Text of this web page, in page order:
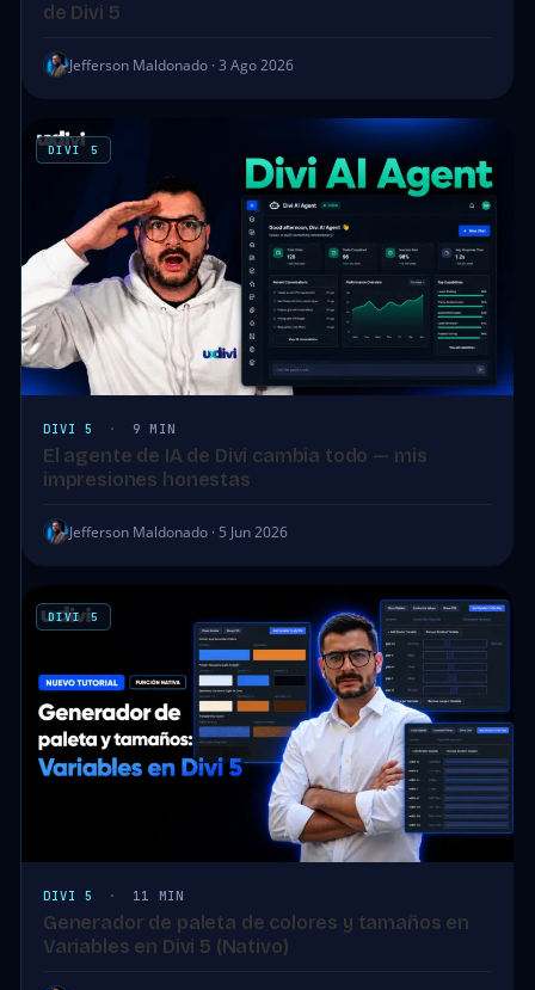
de Divi 5
Jefferson Maldonado · 3 Ago 2026
DIVI 5
DIVI 5 · 9 MIN
El agente de IA de Divi cambia todo — mis
impresiones honestas
Jefferson Maldonado · 5 Jun 2026
DIVI 5
DIVI 5 · 11 MIN
Generador de paleta de colores y tamaños en
Variables en Divi 5 (Nativo)